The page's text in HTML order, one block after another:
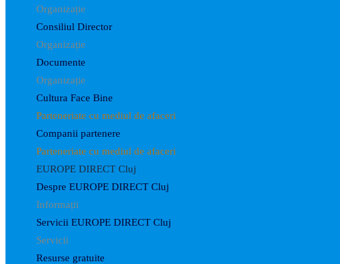
Organizație
Consiliul Director
Organizație
Documente
Organizație
Cultura Face Bine
Parteneriate cu mediul de afaceri
Companii partenere
Parteneriate cu mediul de afaceri
EUROPE DIRECT Cluj
Despre EUROPE DIRECT Cluj
Informații
Servicii EUROPE DIRECT Cluj
Servicii
Resurse gratuite